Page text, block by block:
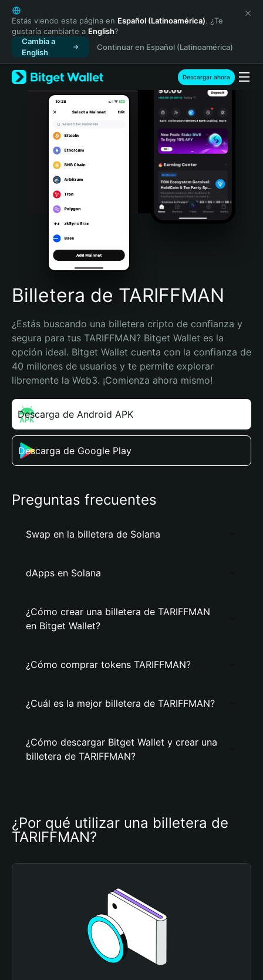
English
日本語
Tiếng Việt
Русский
Español (Latinoamérica)
Türkçe
Italiano
Português (Portugal)
Bahasa Indonesia
Português (Brasil)
Español (Argentina)
Estás viendo esta página en Español (Latinoamérica). ¿Te
gustaría cambiarte a English?
Cambia a
English
Continuar en Español (Latinoamérica)
Descargar ahora
Billetera de TARIFFMAN
¿Estás buscando una billetera cripto de confianza y
segura para tus TARIFFMAN? Bitget Wallet es la
opción ideal. Bitget Wallet cuenta con la confianza de
40 millones de usuarios y te permite explorar
libremente la Web3. ¡Comienza ahora mismo!
Descarga de Android APK
Descarga de Google Play
Preguntas frecuentes
Swap en la billetera de Solana
dApps en Solana
¿Cómo crear una billetera de TARIFFMAN
en Bitget Wallet?
¿Cómo comprar tokens TARIFFMAN?
¿Cuál es la mejor billetera de TARIFFMAN?
¿Cómo descargar Bitget Wallet y crear una
billetera de TARIFFMAN?
¿Por qué utilizar una billetera de
TARIFFMAN?